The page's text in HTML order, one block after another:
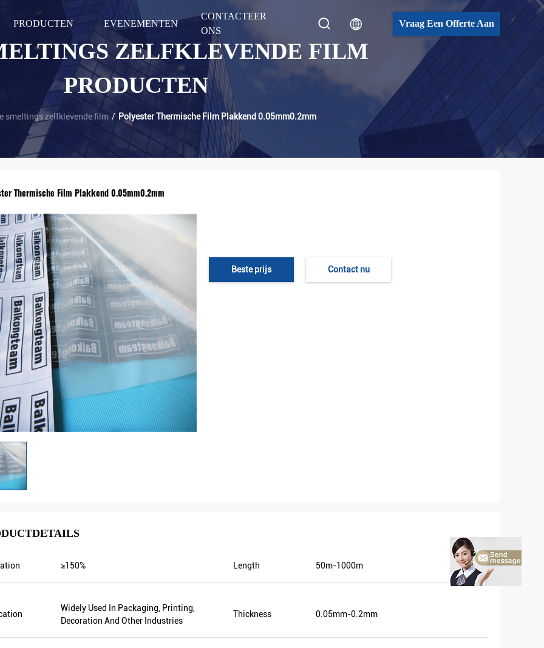
PRODUCTEN EVENEMENTEN
CONTACTEER
ONS
Vraag Een Offerte Aan
ZELFKLEVENDE FILM
PRODUCTEN
smeltings zelfklevende film / Polyester Thermische Film Plakkend 0.05mm0.2mm
Thermische Film Plakkend 0.05mm0.2mm
Beste prijs Contact nu
≥150% Length 50m-1000m
Widely Used In Packaging, Printing,
Decoration And Other Industries
Thickness 0.05mm-0.2mm